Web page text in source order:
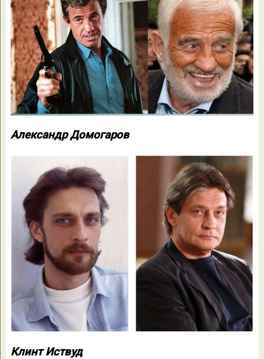
Александр Домогаров
Клинт Иствуд